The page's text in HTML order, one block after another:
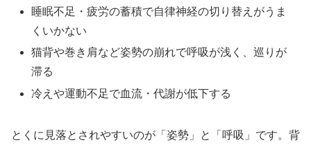
睡眠不足・疲労の蓄積で自律神経の切り替えがうま
くいかない
猫背や巻き肩など姿勢の崩れで呼吸が浅く、巡りが
滞る
冷えや運動不足で血流・代謝が低下する
とくに見落とされやすいのが「姿勢」と「呼吸」です。背